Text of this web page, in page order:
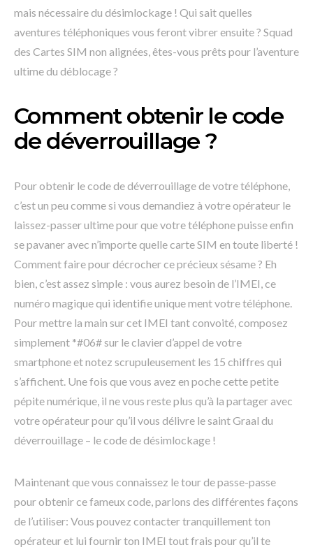
mais nécessaire du désimlockage ! Qui sait quelles
aventures téléphoniques vous feront vibrer ensuite ? Squad
des Cartes SIM non alignées, êtes-vous prêts pour l’aventure
ultime du déblocage ?
Comment obtenir le code
de déverrouillage ?
Pour obtenir le code de déverrouillage de votre téléphone,
c’est un peu comme si vous demandiez à votre opérateur le
laissez-passer ultime pour que votre téléphone puisse enfin
se pavaner avec n’importe quelle carte SIM en toute liberté !
Comment faire pour décrocher ce précieux sésame ? Eh
bien, c’est assez simple : vous aurez besoin de l’IMEI, ce
numéro magique qui identifie unique ment votre téléphone.
Pour mettre la main sur cet IMEI tant convoité, composez
simplement *#06# sur le clavier d’appel de votre
smartphone et notez scrupuleusement les 15 chiffres qui
s’affichent. Une fois que vous avez en poche cette petite
pépite numérique, il ne vous reste plus qu’à la partager avec
votre opérateur pour qu’il vous délivre le saint Graal du
déverrouillage – le code de désimlockage !
Maintenant que vous connaissez le tour de passe-passe
pour obtenir ce fameux code, parlons des différentes façons
de l’utiliser: Vous pouvez contacter tranquillement ton
opérateur et lui fournir ton IMEI tout frais pour qu’il te